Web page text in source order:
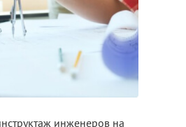
инженеров на